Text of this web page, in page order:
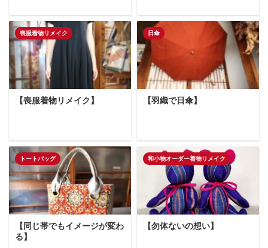
喪服着物リメイク
【喪服着物リメイク】
日傘
【羽織で日傘】
トートバッグ
【同じ帯でもイメージが変わ
る】
和小物オーダー着物リメイク
【勿体ないの想い】